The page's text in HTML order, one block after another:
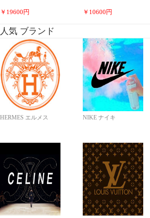
￥ 19600 円 ￥ 10600 円
人気 ブランド
HERMES エルメス NIKE ナイキ